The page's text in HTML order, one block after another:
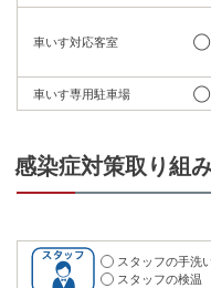
車いす対応客室 ◯
車いす専用駐車場 ◯
感染症対策取り組
スタッフの手洗
スタッフの検温